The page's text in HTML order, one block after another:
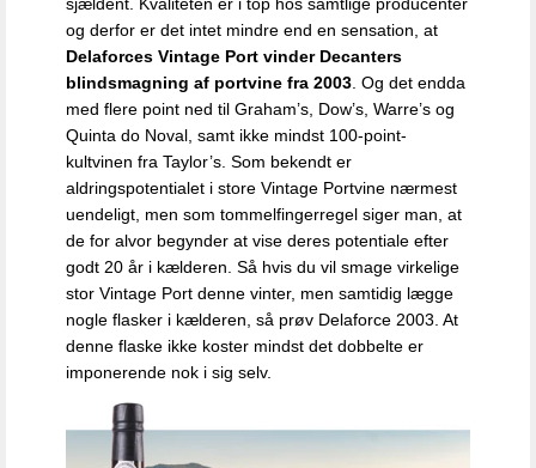
og derfor er det intet mindre end en sensation, at
Delaforces Vintage Port vinder Decanters
blindsmagning af portvine fra 2003 . Og det endda
med flere point ned til Graham’s, Dow’s, Warre’s og
Quinta do Noval, samt ikke mindst 100-point-
kultvinen fra Taylor’s. Som bekendt er
aldringspotentialet i store Vintage Portvine nærmest
uendeligt, men som tommelfingerregel siger man, at
de for alvor begynder at vise deres potentiale efter
godt 20 år i kælderen. Så hvis du vil smage virkelige
stor Vintage Port denne vinter, men samtidig lægge
nogle flasker i kælderen, så prøv Delaforce 2003. At
denne flaske ikke koster mindst det dobbelte er
imponerende nok i sig selv.